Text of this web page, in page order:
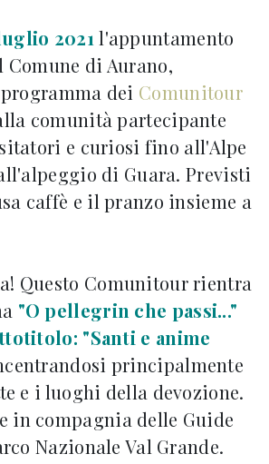
2021 l'appuntamento
di Aurano,
dei Comunitour
comunità partecipante
e curiosi fino all'Alpe
di Guara. Previsti
caffè e il pranzo insieme a
Questo Comunitour rientra
"O pellegrin che passi..."
"Santi e anime
principalmente
e i luoghi della devozione.
in compagnia delle Guide
Nazionale Val Grande.